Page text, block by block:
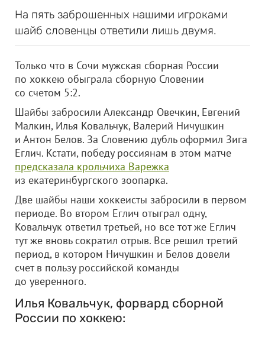
На пять заброшенных нашими игроками
шайб словенцы ответили лишь двумя.
Только что в Сочи мужская сборная России
по хоккею обыграла сборную Словении
со счетом 5:2.
Шайбы забросили Александр Овечкин, Евгений
Малкин, Илья Ковальчук, Валерий Ничушкин
и Антон Белов. За Словению дубль оформил Зига
Еглич. Кстати, победу россиянам в этом матче
предсказала крольчиха Варежка
из екатеринбургского зоопарка.
Две шайбы наши хоккеисты забросили в первом
периоде. Во втором Еглич отыграл одну,
Ковальчук ответил третьей, но все тот же Еглич
тут же вновь сократил отрыв. Все решил третий
период, в котором Ничушкин и Белов довели
счет в пользу российской команды
до уверенного.
Илья Ковальчук, форвард сборной
России по хоккею: